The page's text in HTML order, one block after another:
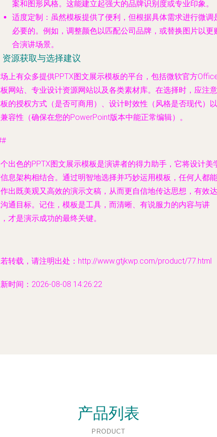
案和图形风格。这能建立起强大的品牌识别度或专业印象。
适度定制 ：虽然模板提供了便利，但根据具体需求进行微调
必要的。例如，调整颜色以匹配公司品牌，或替换图片以更
合演讲场景。
资源获取与选择建议
上有众多提供PPTX图文展示模板的平台，包括微软官方
网站、专业设计资源网站以及各类素材库。在选择时，应注意
的授权方式（是否可商用）、设计时效性（风格是否现代）以
容性（确保在您的PowerPoint版本中能正常编辑）。
出色的PPTX图文展示模板是演讲者的得力助手，它将设计美
息架构相结合。通过明智地选择并巧妙运用模板，任何人都能
出既美观又高效的演示文稿，从而更自信地传达思想，有效达
通目标。记住，模板是工具，而清晰、有说服力的内容与讲
才是演示成功的最终关键。
转载，请注明出处：http://www.gtjkwp.com/product/77.html
时间：2026-08-08 14:26:22
产品列表
PRODUCT